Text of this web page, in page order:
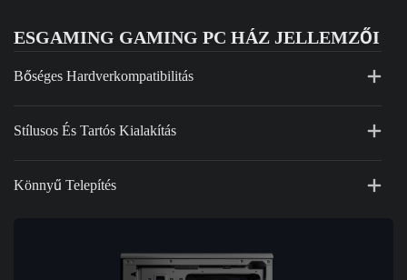
ESGAMING GAMING PC HÁZ JELLEMZŐI
Bőséges Hardverkompatibilitás
Stílusos És Tartós Kialakítás
Könnyű Telepítés